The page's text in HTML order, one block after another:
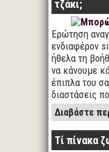
τζάκι;
Ερώτηση
ενδιαφέρον
ήθελα τη
να κάνουμε
έπιπλα του
διαστάσεις
Διαβάστε
Τί πίνακα